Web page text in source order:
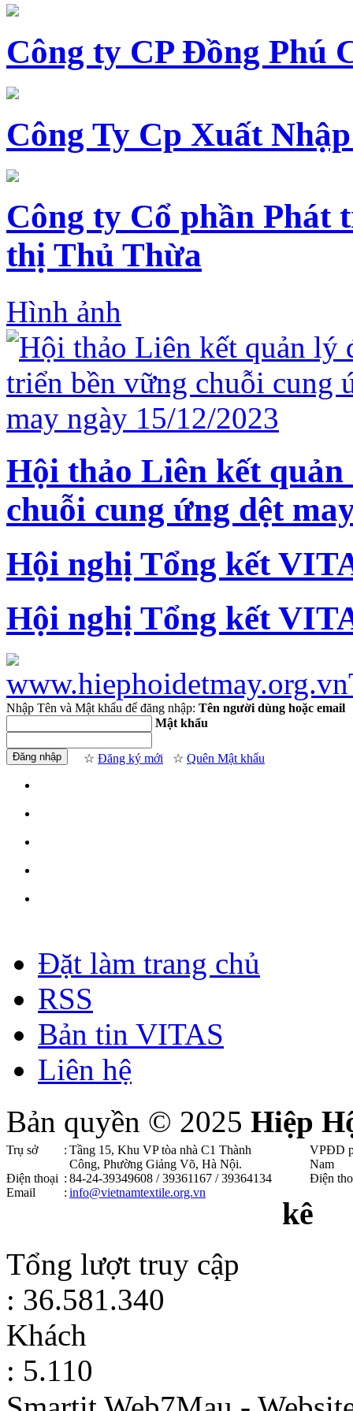
Công ty CP Đồng Phú
Công Ty Cp Xuất
Công ty Cổ phần Phát
thị Thủ Thừa
Hình ảnh
Hội thảo Liên kết
chuỗi cung ứng dệt
Hội nghị Tổng kết
Hội nghị Tổng kết
www.hiephoidetmay.org.vn
Nhập Tên và Mật khẩu để đăng nhập: Tên người dùng hoặc email
Mật khẩu
☆ Đăng ký mới ☆ Quên Mật khẩu
Đặt làm trang chủ
RSS
Bản tin VITAS
Liên hệ
Bản quyền © 2025 Hiệp
Trụ sở : Tầng 15, Khu VP tòa nhà C1 Thành
Công, Phường Giảng Võ, Hà Nội .
Điện thoại : 84-24-39349608 / 39361167 / 39364134
Email
: info@vietnamtextile.org.vn
VPĐD
Nam
Điện
kê
Tổng lượt truy cập
: 36.581.340
Khách
: 5.110